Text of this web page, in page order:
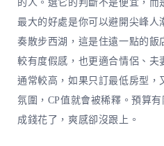
的人。選它的判斷不是便宜，而
最大的好處是你可以避開尖峰人
奏散步西湖，這是住遠一點的
較有度假感，也更適合情侶、
通常較高，如果只訂最低房型
氛圍，CP值就會被稀釋。預算
成錢花了，爽感卻沒跟上。